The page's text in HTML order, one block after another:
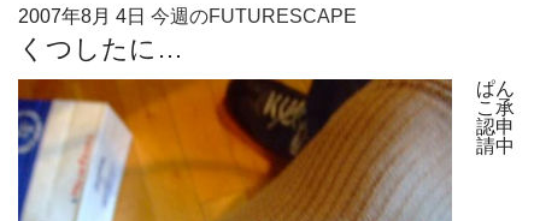
2007年8月 4日 今週のFUTURESCAPE
くつしたに…
ぱん
こ承
認申
請中